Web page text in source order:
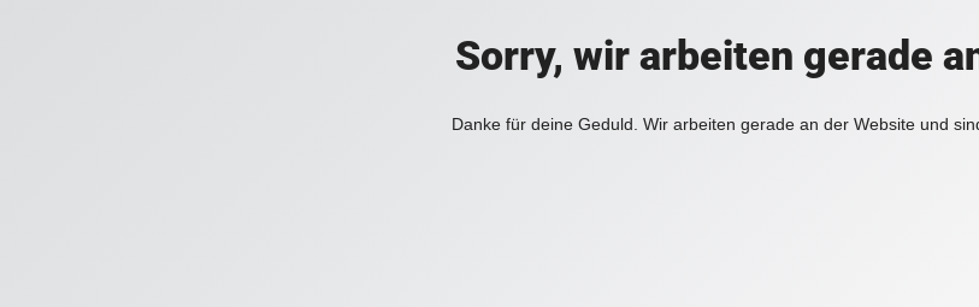
Sorry, wir arbeiten gerade
Danke für deine Geduld. Wir arbeiten gerade an der Website und